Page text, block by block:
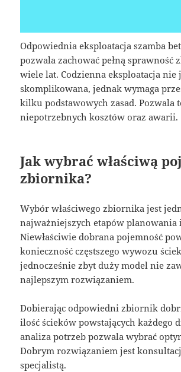
Odpowiednia eksploatacja szamba
pozwala zachować pełną sprawność
wiele lat. Codzienna eksploatacja nie
skomplikowana, jednak wymaga
kilku podstawowych zasad. Pozwala
niepotrzebnych kosztów oraz awarii.
Jak wybrać właściwą
zbiornika?
Wybór właściwego zbiornika jest
najważniejszych etapów planowania
Niewłaściwie dobrana pojemność
konieczność częstszego wywozu
jednocześnie zbyt duży model nie
najlepszym rozwiązaniem.
Dobierając odpowiedni zbiornik
ilość ścieków powstających każdego
analiza potrzeb pozwala wybrać
Dobrym rozwiązaniem jest
specjalistą.